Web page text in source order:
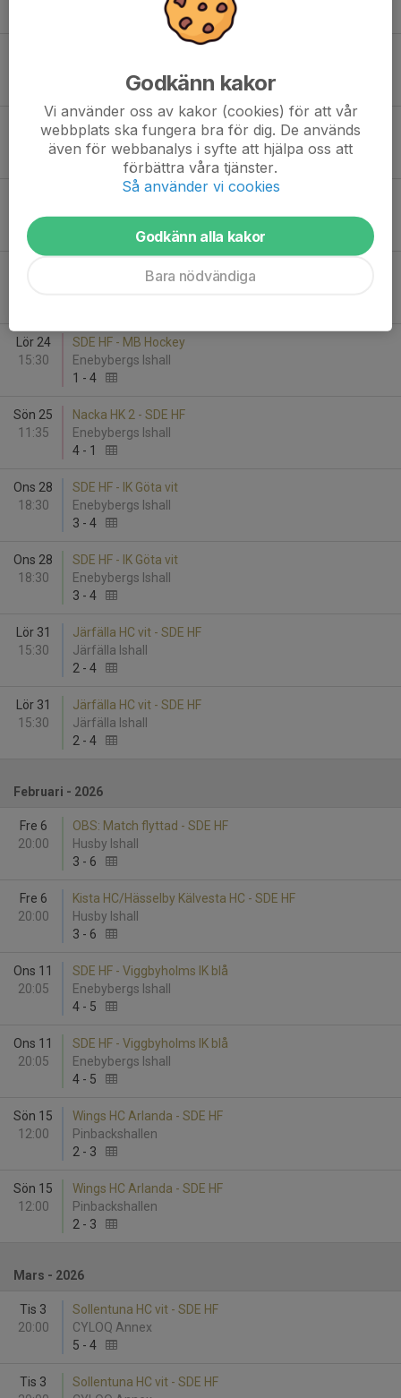
Tor 22
Väsby IK HK/Knivsta IS - SDE HF
Vilundaparkens Ishall A
18:30
Vilundaparkens Ishall A
Mälarö Hockeyförening 2 - SDE HF
Lör 24
15:30
SDE HF - MB Hockey
Enebybergs Ishall
1 - 4
Sön 25
11:35
Nacka HK 2 - SDE HF
Enebybergs Ishall
4 - 1
Ons 28
18:30
SDE HF - IK Göta vit
Enebybergs Ishall
3 - 4
Ons 28
18:30
SDE HF - IK Göta vit
Enebybergs Ishall
3 - 4
Lör 31
15:30
Järfälla HC vit - SDE HF
Järfälla Ishall
2 - 4
Lör 31
15:30
Järfälla HC vit - SDE HF
Järfälla Ishall
2 - 4
Februari - 2026
Fre 6
20:00
OBS: Match flyttad - SDE HF
Husby Ishall
3 - 6
Fre 6
20:00
Kista HC/Hässelby Kälvesta HC - SDE HF
Husby Ishall
3 - 6
Ons 11
20:05
SDE HF - Viggbyholms IK blå
Enebybergs Ishall
4 - 5
Ons 11
20:05
SDE HF - Viggbyholms IK blå
Enebybergs Ishall
4 - 5
Sön 15
12:00
Wings HC Arlanda - SDE HF
Pinbackshallen
2 - 3
Sön 15
12:00
Wings HC Arlanda - SDE HF
Pinbackshallen
2 - 3
Mars - 2026
Tis 3
20:00
Sollentuna HC vit - SDE HF
CYLOQ Annex
5 - 4
Tis 3
Sollentuna HC vit - SDE HF
Godkänn kakor
Vi använder oss av kakor (cookies) för att vår
webbplats ska fungera bra för dig. De används
även för webbanalys i syfte att hjälpa oss att
förbättra våra tjänster.
Så använder vi cookies
Godkänn alla kakor
Bara nödvändiga